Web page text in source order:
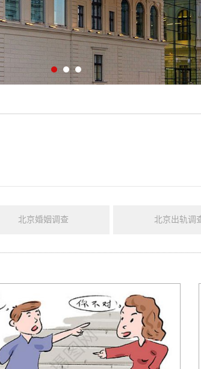
北京婚姻调查 北京出轨调